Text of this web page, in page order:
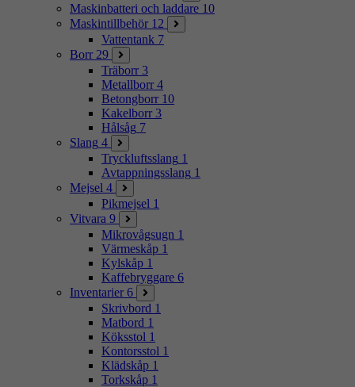
Maskinbatteri och laddare 10
Maskintillbehör 12
Vattentank 7
Borr 29
Träborr 3
Metallborr 4
Betongborr 10
Kakelborr 3
Hålsåg 7
Slang 4
Tryckluftsslang 1
Avtappningsslang 1
Mejsel 4
Pikmejsel 1
Vitvara 9
Mikrovågsugn 1
Värmeskåp 1
Kylskåp 1
Kaffebryggare 6
Inventarier 6
Skrivbord 1
Matbord 1
Köksstol 1
Kontorsstol 1
Klädskåp 1
Torkskåp 1